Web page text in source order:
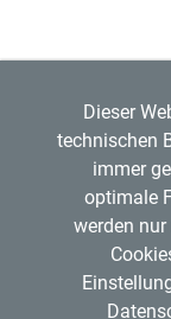
Regensburger
VDV
Copyright © 2026
RVV-Kundenzentrum
Dieser
technischen
immer
optimale
werden